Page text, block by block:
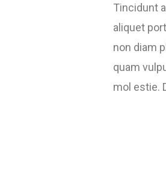
Tincidunt
aliquet
non diam
quam
mol estie.